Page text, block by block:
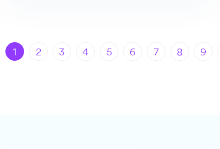
1 2 3 4 5 6 7 8 9